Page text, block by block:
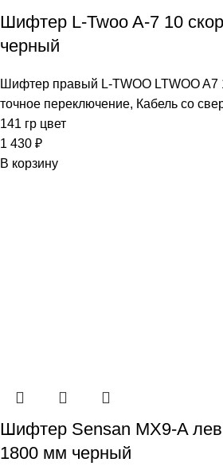
Шифтер L-Twoo A-7 10
черный
Шифтер правый L-TWOO LTWOO A7
точное переключение, Кабель со
141 гр цвет
1 430 ₽
В корзину
Шифтер Sensan MX9-A
1800 мм черный